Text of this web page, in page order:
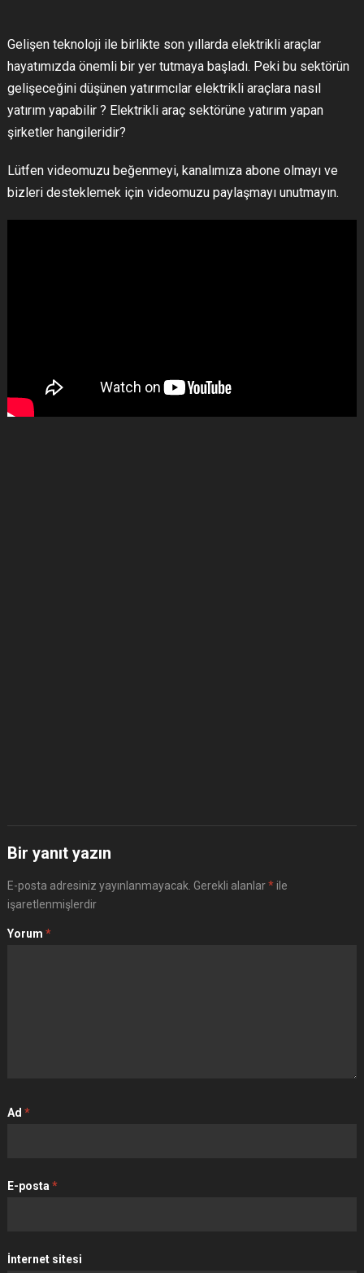
Gelişen teknoloji ile birlikte son yıllarda elektrikli araçlar
hayatımızda önemli bir yer tutmaya başladı. Peki bu sektörün
gelişeceğini düşünen yatırımcılar elektrikli araçlara nasıl
yatırım yapabilir ? Elektrikli araç sektörüne yatırım yapan
şirketler hangileridir?
Lütfen videomuzu beğenmeyi, kanalımıza abone olmayı ve
bizleri desteklemek için videomuzu paylaşmayı unutmayın.
Bir yanıt yazın
E-posta adresiniz yayınlanmayacak. Gerekli alanlar*ile
işaretlenmişlerdir
Yorum *
Ad *
E-posta *
İnternet sitesi